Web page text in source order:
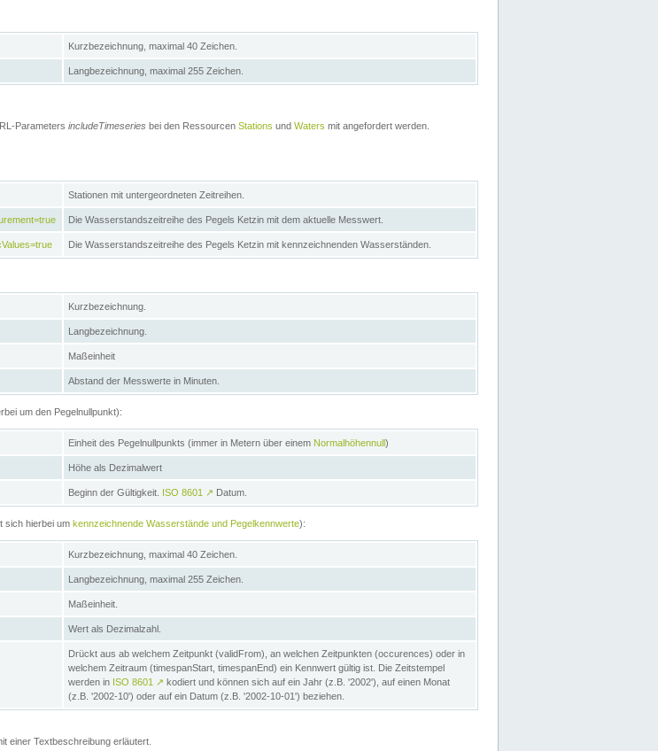
Kurzbezeichnung, maximal 40 Zeichen.
Langbezeichnung, maximal 255 Zeichen.
Parameters includeTimeseries bei den Ressourcen Stations und Waters mit angefordert werden.
Stationen mit untergeordneten Zeitreihen.
Die Wasserstandszeitreihe des Pegels Ketzin mit dem aktuelle Messwert.
Die Wasserstandszeitreihe des Pegels Ketzin mit kennzeichnenden Wasserständen.
Kurzbezeichnung.
Langbezeichnung.
Maßeinheit
Abstand der Messwerte in Minuten.
um den Pegelnullpunkt):
Einheit des Pegelnullpunkts (immer in Metern über einem Normalhöhennull )
Höhe als Dezimalwert
Beginn der Gültigkeit. ISO 8601 ↗ Datum.
sich hierbei um kennzeichnende Wasserstände und Pegelkennwerte):
Kurzbezeichnung, maximal 40 Zeichen.
Langbezeichnung, maximal 255 Zeichen.
Maßeinheit.
Wert als Dezimalzahl.
Drückt aus ab welchem Zeitpunkt (validFrom), an welchen Zeitpunkten (occurences) oder in
welchem Zeitraum (timespanStart, timespanEnd) ein Kennwert gültig ist. Die Zeitstempel
werden in ISO 8601 ↗ kodiert und können sich auf ein Jahr (z.B. '2002'), auf einen Monat
(z.B. '2002-10') oder auf ein Datum (z.B. '2002-10-01') beziehen.
einer Textbeschreibung erläutert.